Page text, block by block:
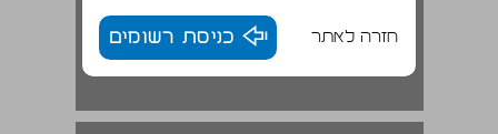
חזרה לאתר כניסת רשומים